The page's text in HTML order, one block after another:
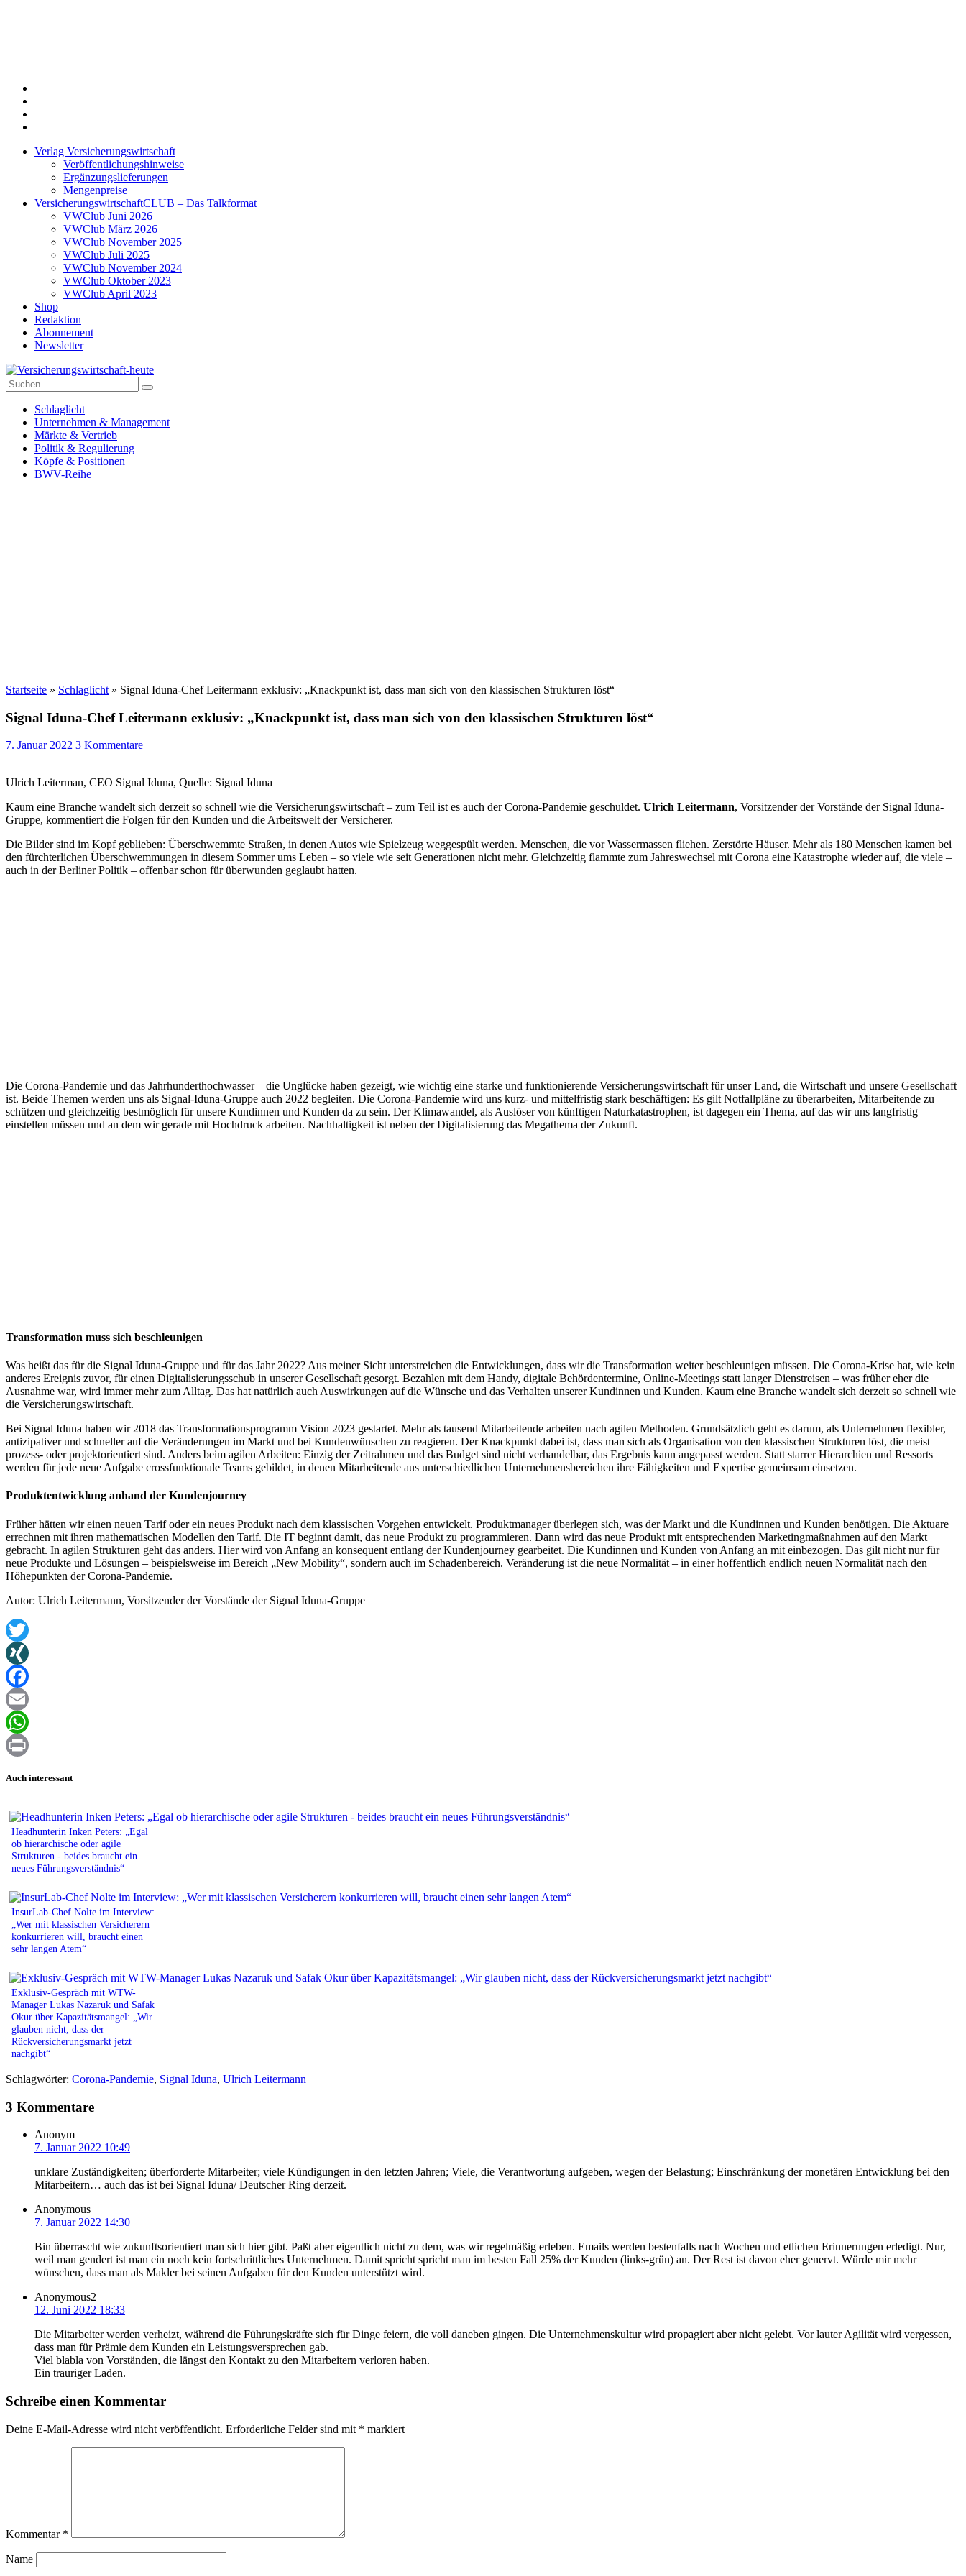
Verlag Versicherungswirtschaft
Veröffentlichungshinweise
Ergänzungslieferungen
Mengenpreise
VersicherungswirtschaftCLUB – Das Talkformat
VWClub Juni 2026
VWClub März 2026
VWClub November 2025
VWClub Juli 2025
VWClub November 2024
VWClub Oktober 2023
VWClub April 2023
Shop
Redaktion
Abonnement
Newsletter
Versicherungswirtschaft-heute
Suche
nach:
Schlaglicht
Unternehmen & Management
Märkte & Vertrieb
Politik & Regulierung
Köpfe & Positionen
BWV-Reihe
Startseite » Schlaglicht » Signal Iduna-Chef Leitermann exklusiv: „Knackpunkt ist, dass man sich von den klassischen Strukturen löst“
Signal Iduna-Chef Leitermann exklusiv: „Knackpunkt ist, dass man sich von den klassischen Strukturen löst“
7. Januar 2022 3 Kommentare
Ulrich Leiterman, CEO Signal Iduna, Quelle: Signal Iduna
Kaum eine Branche wandelt sich derzeit so schnell wie die Versicherungswirtschaft – zum Teil ist es auch der Corona-Pandemie geschuldet. Ulrich Leitermann, Vorsitzender der Vorstände der Signal Iduna-
Gruppe, kommentiert die Folgen für den Kunden und die Arbeitswelt der Versicherer.
Die Bilder sind im Kopf geblieben: Überschwemmte Straßen, in denen Autos wie Spielzeug weggespült werden. Menschen, die vor Wassermassen fliehen. Zerstörte Häuser. Mehr als 180 Menschen kamen bei
den fürchterlichen Überschwemmungen in diesem Sommer ums Leben – so viele wie seit Generationen nicht mehr. Gleichzeitig flammte zum Jahreswechsel mit Corona eine Katastrophe wieder auf, die viele –
auch in der Berliner Politik – offenbar schon für überwunden geglaubt hatten.
Die Corona-Pandemie und das Jahrhunderthochwasser – die Unglücke haben gezeigt, wie wichtig eine starke und funktionierende Versicherungswirtschaft für unser Land, die Wirtschaft und unsere Gesellschaft
ist. Beide Themen werden uns als Signal-Iduna-Gruppe auch 2022 begleiten. Die Corona-Pandemie wird uns kurz- und mittelfristig stark beschäftigen: Es gilt Notfallpläne zu überarbeiten, Mitarbeitende zu
schützen und gleichzeitig bestmöglich für unsere Kundinnen und Kunden da zu sein. Der Klimawandel, als Auslöser von künftigen Naturkatastrophen, ist dagegen ein Thema, auf das wir uns langfristig
einstellen müssen und an dem wir gerade mit Hochdruck arbeiten. Nachhaltigkeit ist neben der Digitalisierung das Megathema der Zukunft.
Transformation muss sich beschleunigen
Was heißt das für die Signal Iduna-Gruppe und für das Jahr 2022? Aus meiner Sicht unterstreichen die Entwicklungen, dass wir die Transformation weiter beschleunigen müssen. Die Corona-Krise hat, wie kein
anderes Ereignis zuvor, für einen Digitalisierungsschub in unserer Gesellschaft gesorgt. Bezahlen mit dem Handy, digitale Behördentermine, Online-Meetings statt langer Dienstreisen – was früher eher die
Ausnahme war, wird immer mehr zum Alltag. Das hat natürlich auch Auswirkungen auf die Wünsche und das Verhalten unserer Kundinnen und Kunden. Kaum eine Branche wandelt sich derzeit so schnell wie
die Versicherungswirtschaft.
Bei Signal Iduna haben wir 2018 das Transformationsprogramm Vision 2023 gestartet. Mehr als tausend Mitarbeitende arbeiten nach agilen Methoden. Grundsätzlich geht es darum, als Unternehmen flexibler,
antizipativer und schneller auf die Veränderungen im Markt und bei Kundenwünschen zu reagieren. Der Knackpunkt dabei ist, dass man sich als Organisation von den klassischen Strukturen löst, die meist
prozess- oder projektorientiert sind. Anders beim agilen Arbeiten: Einzig der Zeitrahmen und das Budget sind nicht verhandelbar, das Ergebnis kann angepasst werden. Statt starrer Hierarchien und Ressorts
werden für jede neue Aufgabe crossfunktionale Teams gebildet, in denen Mitarbeitende aus unterschiedlichen Unternehmensbereichen ihre Fähigkeiten und Expertise gemeinsam einsetzen.
Produktentwicklung anhand der Kundenjourney
Früher hätten wir einen neuen Tarif oder ein neues Produkt nach dem klassischen Vorgehen entwickelt. Produktmanager überlegen sich, was der Markt und die Kundinnen und Kunden benötigen. Die Aktuare
errechnen mit ihren mathematischen Modellen den Tarif. Die IT beginnt damit, das neue Produkt zu programmieren. Dann wird das neue Produkt mit entsprechenden Marketingmaßnahmen auf den Markt
gebracht. In agilen Strukturen geht das anders. Hier wird von Anfang an konsequent entlang der Kundenjourney gearbeitet. Die Kundinnen und Kunden von Anfang an mit einbezogen. Das gilt nicht nur für
neue Produkte und Lösungen – beispielsweise im Bereich „New Mobility“, sondern auch im Schadenbereich. Veränderung ist die neue Normalität – in einer hoffentlich endlich neuen Normalität nach den
Höhepunkten der Corona-Pandemie.
Autor: Ulrich Leitermann, Vorsitzender der Vorstände der Signal Iduna-Gruppe
Twitter
XING
Facebook
Email
WhatsApp
Auch interessant
Headhunterin Inken Peters: „Egal
ob hierarchische oder agile
Strukturen - beides braucht ein
neues Führungsverständnis“
InsurLab-Chef Nolte im Interview:
„Wer mit klassischen Versicherern
konkurrieren will, braucht einen
sehr langen Atem“
Exklusiv-Gespräch mit WTW-
Manager Lukas Nazaruk und Safak
Okur über Kapazitätsmangel: „Wir
glauben nicht, dass der
Rückversicherungsmarkt jetzt
nachgibt“
Schlagwörter: Corona-Pandemie, Signal Iduna, Ulrich Leitermann
3 Kommentare
Anonym
7. Januar 2022 10:49
unklare Zuständigkeiten; überforderte Mitarbeiter; viele Kündigungen in den letzten Jahren; Viele, die Verantwortung aufgeben, wegen der Belastung; Einschränkung der monetären Entwicklung bei den
Mitarbeitern… auch das ist bei Signal Iduna/ Deutscher Ring derzeit.
Anonymous
7. Januar 2022 14:30
Bin überrascht wie zukunftsorientiert man sich hier gibt. Paßt aber eigentlich nicht zu dem, was wir regelmäßig erleben. Emails werden bestenfalls nach Wochen und etlichen Erinnerungen erledigt. Nur,
weil man gendert ist man ein noch kein fortschrittliches Unternehmen. Damit spricht spricht man im besten Fall 25% der Kunden (links-grün) an. Der Rest ist davon eher genervt. Würde mir mehr
wünschen, dass man als Makler bei seinen Aufgaben für den Kunden unterstützt wird.
Anonymous2
12. Juni 2022 18:33
Die Mitarbeiter werden verheizt, während die Führungskräfte sich für Dinge feiern, die voll daneben gingen. Die Unternehmenskultur wird propagiert aber nicht gelebt. Vor lauter Agilität wird vergessen,
dass man für Prämie dem Kunden ein Leistungsversprechen gab.
Viel blabla von Vorständen, die längst den Kontakt zu den Mitarbeitern verloren haben.
Ein trauriger Laden.
Schreibe einen Kommentar
Deine E-Mail-Adresse wird nicht veröffentlicht. Erforderliche Felder sind mit * markiert
Kommentar *
Name